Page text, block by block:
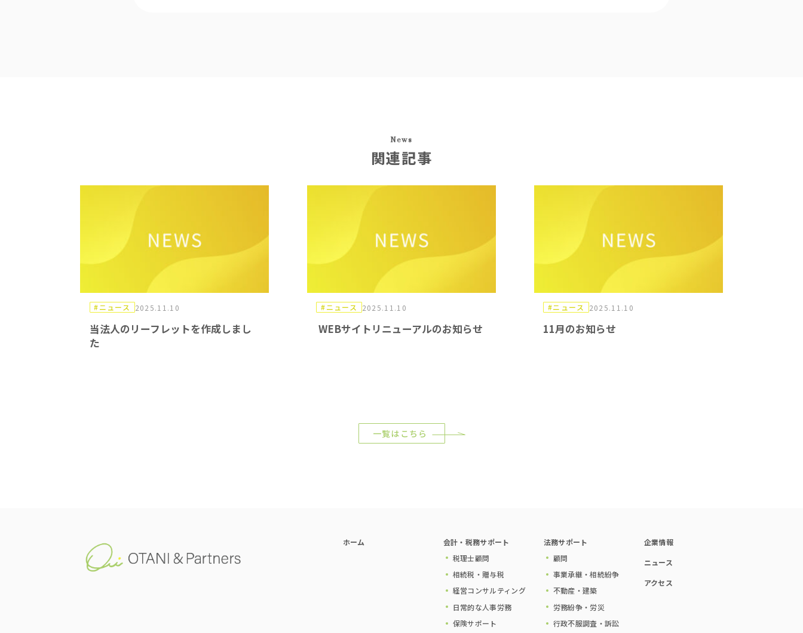
News
関連記事
#ニュース 2025.11.10
当法人のリーフレットを作成しまし
た
#ニュース 2025.11.10
WEBサイトリニューアルのお知らせ
#ニュース 2025.11.10
11月のお知らせ
一覧はこちら
ホーム
会計・税務サポート
税理士顧問
相続税・贈与税
経営コンサルティング
日常的な人事労務
保険サポート
法務サポート
顧問
事業承継・相続紛争
不動産・建築
労務紛争・労災
行政不服調査・訴訟
企業情報
ニュース
アクセス